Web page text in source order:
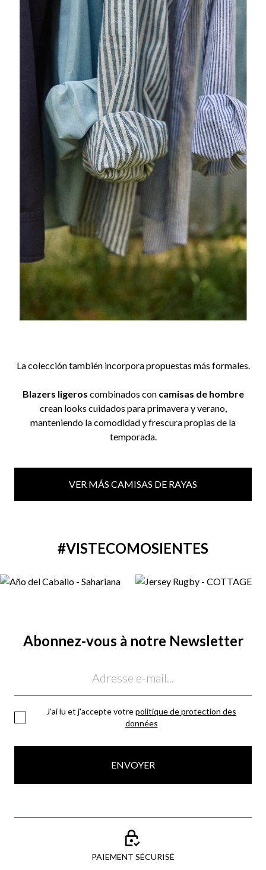
La colección también incorpora propuestas más formales.
Blazers ligeros combinados con camisas de hombre
crean looks cuidados para primavera y verano,
manteniendo la comodidad y frescura propias de la
temporada.
VER MÁS CAMISAS DE RAYAS
#VISTECOMOSIENTES
Abonnez-vous à notre Newsletter
J'ai lu et j'accepte votrepolitique de protection des
données
ENVOYER
PAIEMENT SÉCURISÉ